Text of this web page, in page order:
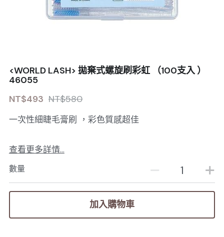
<WORLD LASH> 拋棄式螺旋刷彩虹 （100支入 ）
46055
NT$493 NT$580
一次性細睫毛膏刷 ，彩色質感超佳
查看更多詳情...
數量
加入購物車